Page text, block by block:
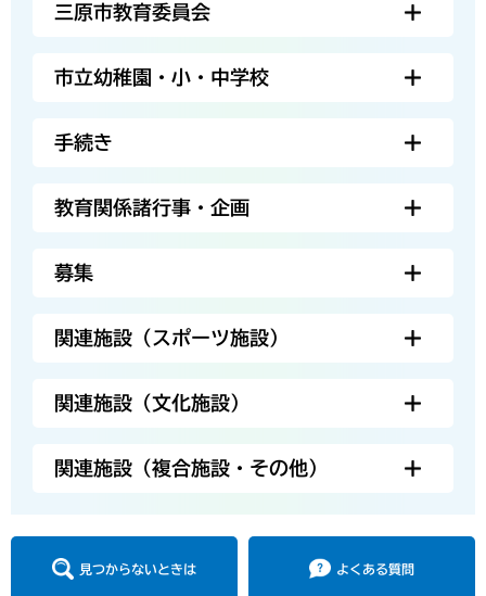
三原市教育委員会
市立幼稚園・小・中学校
手続き
教育関係諸行事・企画
募集
関連施設（スポーツ施設）
関連施設（文化施設）
関連施設（複合施設・その他）
見つからないときは よくある質問